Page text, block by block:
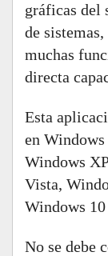
gráficas del
de
muchas
directa
Esta
en
Windows
Vista,
Windows
No se debe